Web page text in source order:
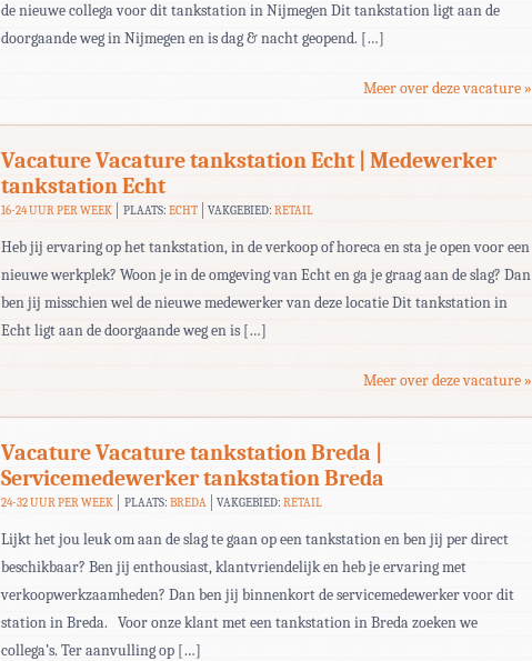
de nieuwe collega voor dit tankstation in Nijmegen Dit tankstation ligt aan de
doorgaande weg in Nijmegen en is dag & nacht geopend. […]
Meer over deze vacature »
Vacature Vacature tankstation Echt | Medewerker
tankstation Echt
16-24 UUR PER WEEK PLAATS: ECHT VAKGEBIED:RETAIL
Heb jij ervaring op het tankstation, in de verkoop of horeca en sta je open voor een
nieuwe werkplek? Woon je in de omgeving van Echt en ga je graag aan de slag? Dan
ben jij misschien wel de nieuwe medewerker van deze locatie Dit tankstation in
Echt ligt aan de doorgaande weg en is […]
Meer over deze vacature »
Vacature Vacature tankstation Breda |
Servicemedewerker tankstation Breda
24-32 UUR PER WEEK PLAATS: BREDA VAKGEBIED:RETAIL
Lijkt het jou leuk om aan de slag te gaan op een tankstation en ben jij per direct
beschikbaar? Ben jij enthousiast, klantvriendelijk en heb je ervaring met
verkoopwerkzaamheden? Dan ben jij binnenkort de servicemedewerker voor dit
station in Breda. Voor onze klant met een tankstation in Breda zoeken we
collega’s. Ter aanvulling op […]